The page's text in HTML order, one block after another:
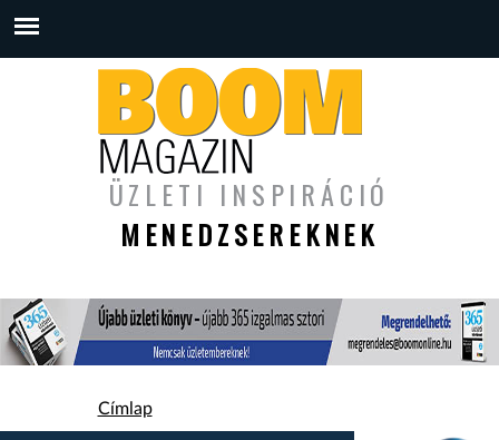
ÜZLETI INSPIRÁCIÓ
MENEDZSEREKNEK
Jelenlegi hely
Címlap